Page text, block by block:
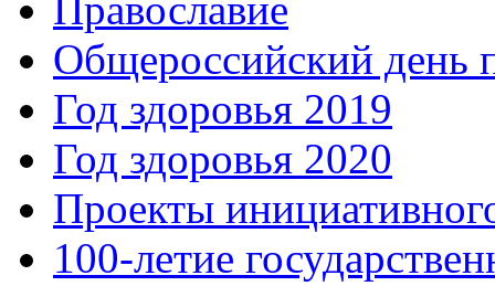
Общероссийский день
Год здоровья 2019
Год здоровья 2020
Проекты
100-летие